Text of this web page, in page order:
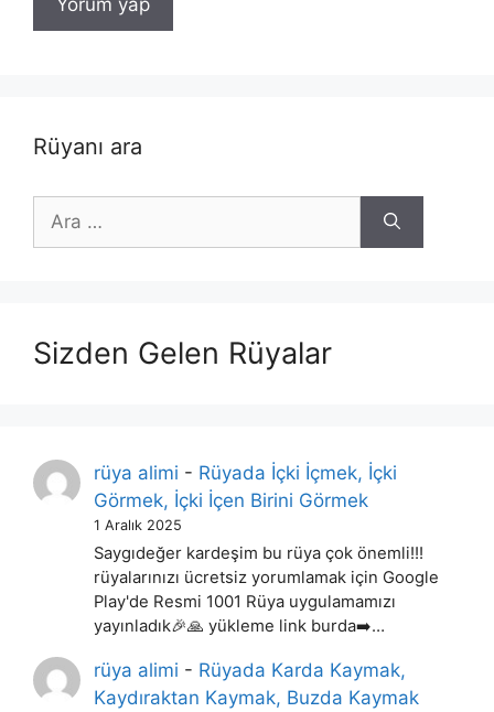
Rüyanı ara
ara
Sizden Gelen Rüyalar
rüya alimi - Rüyada İçki İçmek, İçki
Görmek, İçki İçen Birini Görmek
1 Aralık 2025
Saygıdeğer kardeşim bu rüya çok önemli!!!
rüyalarınızı ücretsiz yorumlamak için Google
Play'de Resmi 1001 Rüya uygulamamızı
yayınladık🎉🙏 yükleme link burda➡️…
rüya alimi - Rüyada Karda Kaymak,
Kaydıraktan Kaymak, Buzda Kaymak